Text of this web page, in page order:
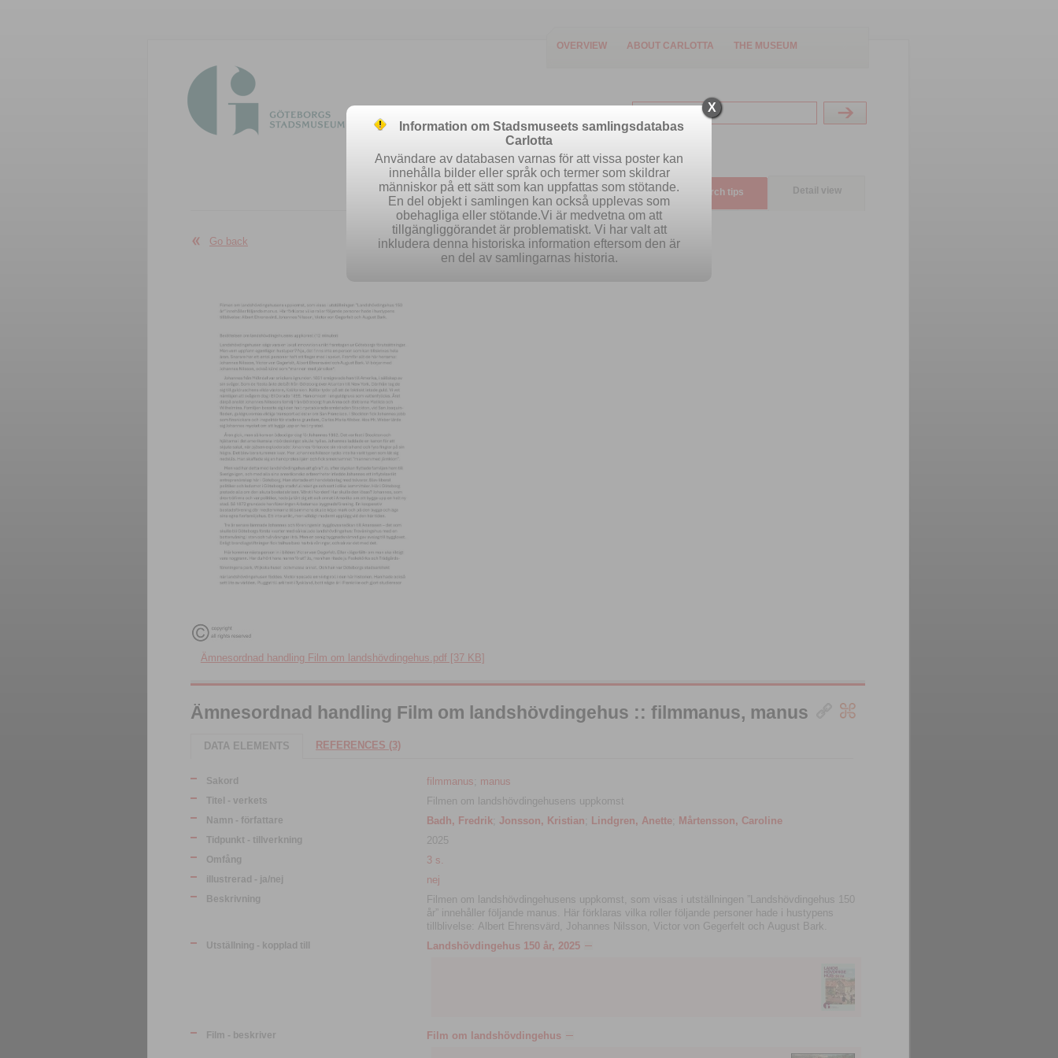
OVERVIEW ABOUT CARLOTTA THE MUSEUM
Easy search Advanced search Search tips Detail view
Go back
Ämnesordnad handling Film om landshövdingehus.pdf [37 KB]
Ämnesordnad handling Film om landshövdingehus :: filmmanus, manus
DATA ELEMENTS REFERENCES (3)
Sakord filmmanus manus
Titel - verkets Filmen om landshövdingehusens uppkomst
Namn - författare Badh, Fredrik; Jonsson, Kristian Lindgren, Anette; Mårtensson, Caroline
Tidpunkt - tillverkning 2025
Omfång 3 s.
illustrerad - ja/nej nej
Beskrivning
Filmen om landshövdingehusens uppkomst, som visas i utställningen ”Landshövdingehus 150
år” innehåller följande manus. Här förklaras vilka roller följande personer hade i hustypens
tillblivelse: Albert Ehrensvärd, Johannes Nilsson, Victor von Gegerfelt och August Bark.
Utställning - kopplad till Landshövdingehus 150 år, 2025
Film - beskriver Film om landshövdingehus
X
Information om Stadsmuseets samlingsdatabas
Carlotta
Användare av databasen varnas för att vissa poster kan
innehålla bilder eller språk och termer som skildrar
människor på ett sätt som kan uppfattas som stötande.
En del objekt i samlingen kan också upplevas som
obehagliga eller stötande.Vi är medvetna om att
tillgängliggörandet är problematiskt. Vi har valt att
inkludera denna historiska information eftersom den är
en del av samlingarnas historia.